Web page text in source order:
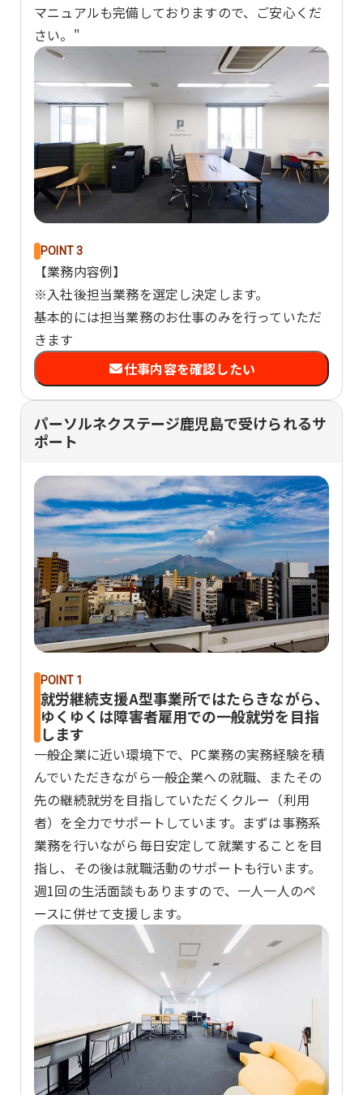
マニュアルも完備しておりますので、ご安心くだ
さい。"
POINT 3
【業務内容例】
※入社後担当業務を選定し決定します。
基本的には担当業務のお仕事のみを行っていただ
きます
仕事内容を確認したい
パーソルネクステージ鹿児島で受けられるサ
ポート
POINT 1
就労継続支援A型事業所ではたらきながら、
ゆくゆくは障害者雇用での一般就労を目指
します
一般企業に近い環境下で、PC業務の実務経験を積
んでいただきながら一般企業への就職、またその
先の継続就労を目指していただくクルー（利用
者）を全力でサポートしています。まずは事務系
業務を行いながら毎日安定して就業することを目
指し、その後は就職活動のサポートも行います。
週1回の生活面談もありますので、一人一人のペ
ースに併せて支援します。